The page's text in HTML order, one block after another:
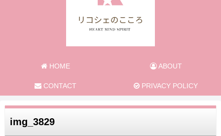
HOME ABOUT
CONTACT PRIVACY POLICY
img_3829